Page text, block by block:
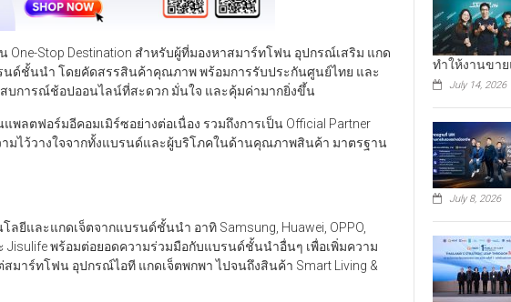
One-Stop Destination สำหรับผู้ที่มองหาสมาร์ทโฟน อุปกรณ์เสริม แกด
รนด์ชั้นนำ โดยคัดสรรสินค้าคุณภาพ พร้อมการรับประกันศูนย์ไทย และ
บการณ์ช้อปออนไลน์ที่สะดวก มั่นใจ และคุ้มค่ามากยิ่งขึ้น
ตฟอร์มอีคอมเมิร์ซอย่างต่อเนื่อง รวมถึงการเป็น Official Partner
มไว้วางใจจากทั้งแบรนด์และผู้บริโภคในด้านคุณภาพสินค้า มาตรฐาน
ยีและแกดเจ็ตจากแบรนด์ชั้นนำ อาทิ Samsung, Huawei, OPPO,
ะ Jisulife พร้อมต่อยอดความร่วมมือกับแบรนด์ชั้นนำอื่นๆ เพื่อเพิ่มความ
าร์ทโฟน อุปกรณ์ไอที แกดเจ็ตพกพา ไปจนถึงสินค้า Smart Living &
ทำให้งานขาย
July 14, 2026
July 8, 2026